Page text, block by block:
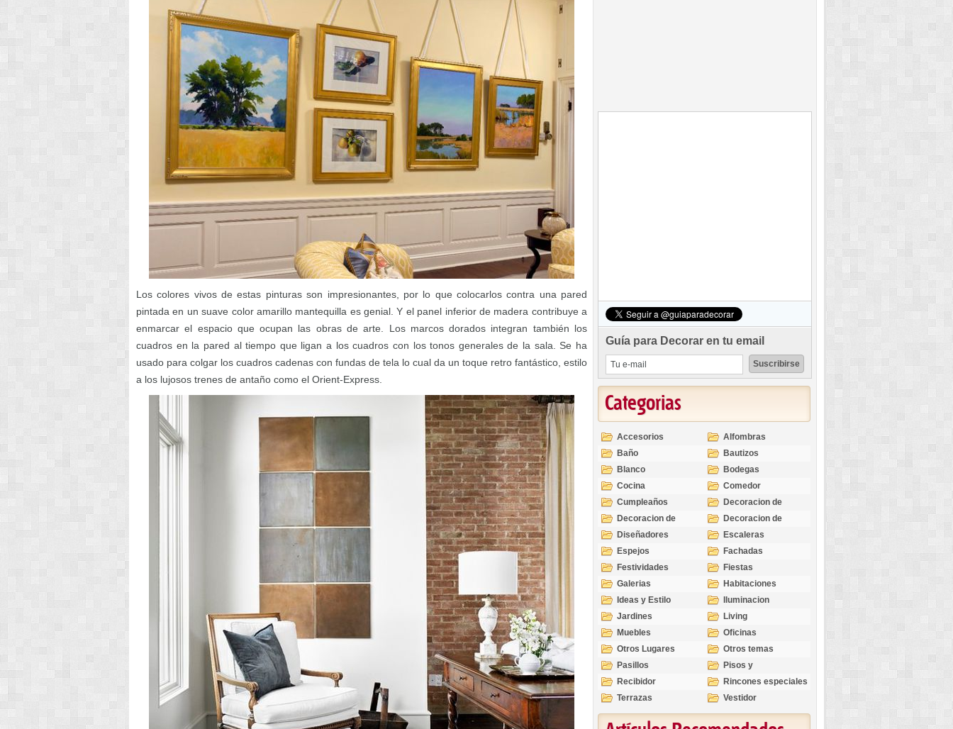
Los colores vivos de estas pinturas son impresionantes, por lo que colocarlos contra una pared
pintada en un suave color amarillo mantequilla es genial. Y el panel inferior de madera contribuye a
enmarcar el espacio que ocupan las obras de arte. Los marcos dorados integran también los
cuadros en la pared al tiempo que ligan a los cuadros con los tonos generales de la sala. Se ha
usado para colgar los cuadros cadenas con fundas de tela lo cual da un toque retro fantástico, estilo
a los lujosos trenes de antaño como el Orient-Express.
Guía para Decorar en tu email
Categorias
Accesorios
Alfombras
Baño
Bautizos
Blanco
Bodegas
Cocina
Comedor
Cumpleaños
Decoracion de
Exteriores
Decoracion de
Interiores
Decoracion de
Ocasiones
Diseñadores
Escaleras
Espejos
Fachadas
Festividades
Fiestas
Galerias
Habitaciones
Ideas y Estilo
Iluminacion
Jardines
Living
Muebles
Oficinas
Otros Lugares
Otros temas
Pasillos
Pisos y
revestimientos
Recibidor
Rincones especiales
Terrazas
Vestidor